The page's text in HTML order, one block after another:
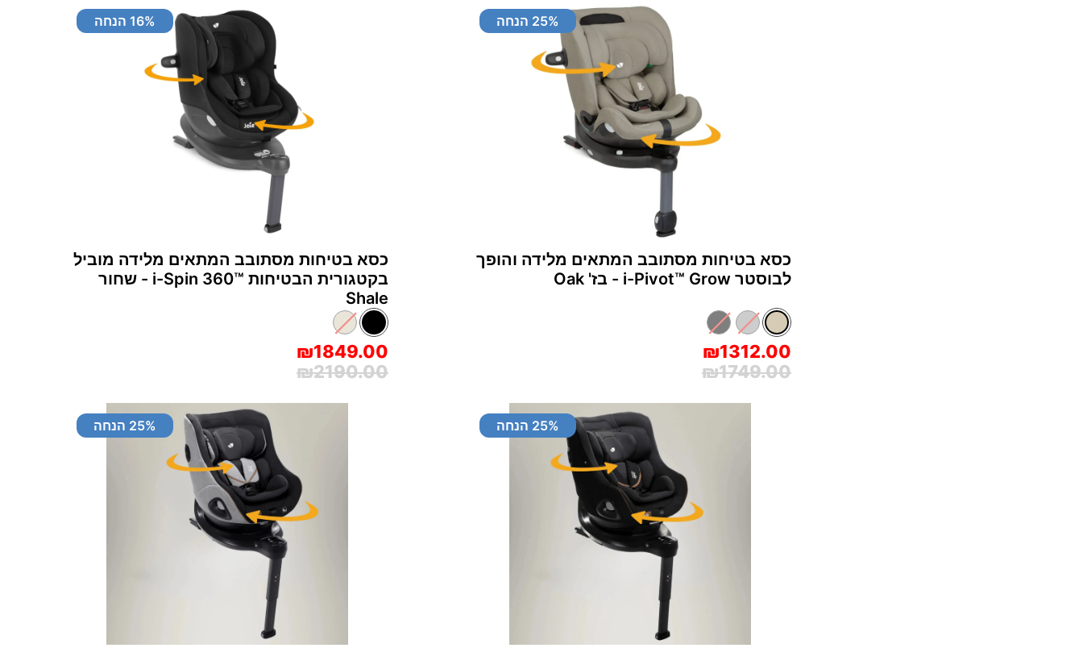
25% הנחה
כסא בטיחות מסתובב המתאים מלידה והופך
לבוסטר i-Pivot™‎ Grow - בז' Oak
₪1312.00
₪1749.00
16% הנחה
כסא בטיחות מסתובב המתאים מלידה מוביל
בקטגורית הבטיחות i-Spin 360™‎ - שחור
Shale
₪1849.00
₪2190.00
25% הנחה 25% הנחה